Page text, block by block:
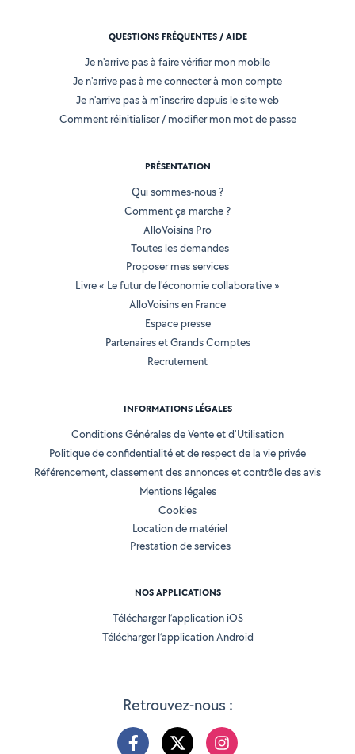
Retrouvez-nous :
QUESTIONS FRÉQUENTES / AIDE
Je n'arrive pas à faire vérifier mon mobile
Je n'arrive pas à me connecter à mon compte
Je n'arrive pas à m'inscrire depuis le site web
Comment réinitialiser / modifier mon mot de passe
PRÉSENTATION
Qui sommes-nous ?
Comment ça marche ?
AlloVoisins Pro
Toutes les demandes
Proposer mes services
Livre « Le futur de l'économie collaborative »
AlloVoisins en France
Espace presse
Partenaires et Grands Comptes
Recrutement
INFORMATIONS LÉGALES
Conditions Générales de Vente et d'Utilisation
Politique de confidentialité et de respect de la vie privée
Référencement, classement des annonces et contrôle des avis
Mentions légales
Cookies
Location de matériel
Prestation de services
NOS APPLICATIONS
Télécharger l’application iOS
Télécharger l’application Android